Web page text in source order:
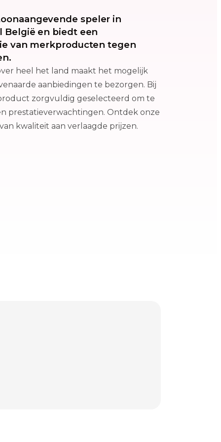
speler in
België en biedt een
van merkproducten tegen
heel het land maakt het mogelijk
aanbiedingen te bezorgen. Bij
zorgvuldig geselecteerd om te
prestatieverwachtingen. Ontdek onze
kwaliteit aan verlaagde prijzen.